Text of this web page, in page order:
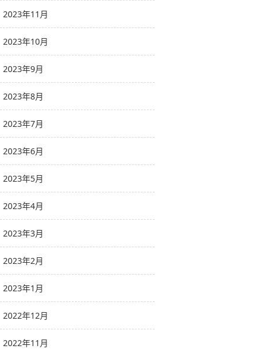
2023年11月
2023年10月
2023年9月
2023年8月
2023年7月
2023年6月
2023年5月
2023年4月
2023年3月
2023年2月
2023年1月
2022年12月
2022年11月